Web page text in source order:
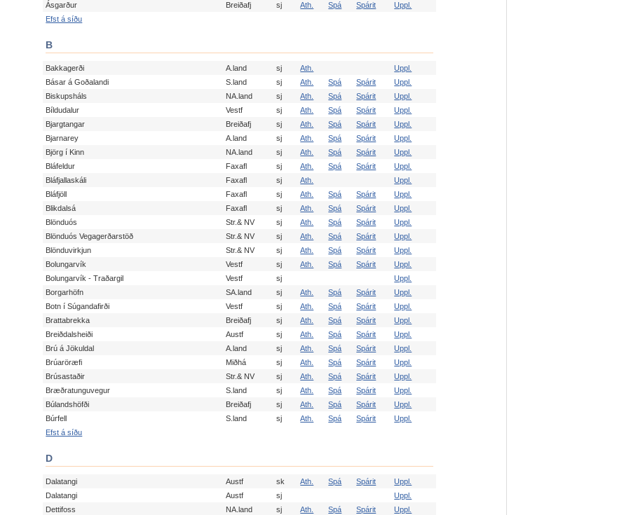
Ásgarður
Breiðafj sj Ath. Spá Spárit
Uppl.
Efst á síðu
B
Bakkagerði A.land sj Ath.
Uppl.
Básar á Goðalandi
S.land sj Ath. Spá Spárit
Uppl.
Biskupsháls
NA.land sj Ath. Spá Spárit
Uppl.
Bíldudalur
Vestf sj Ath. Spá Spárit
Uppl.
Bjargtangar
Breiðafj sj Ath. Spá Spárit
Uppl.
Bjarnarey
A.land sj Ath. Spá Spárit
Uppl.
Björg í Kinn
NA.land sj Ath. Spá Spárit
Uppl.
Bláfeldur
Faxafl sj Ath. Spá Spárit
Uppl.
Bláfjallaskáli
Faxafl sj Ath.
Uppl.
Bláfjöll
Faxafl sj Ath. Spá Spárit
Uppl.
Blikdalsá
Faxafl sj Ath. Spá Spárit
Uppl.
Blönduós
Str.& NV sj Ath. Spá Spárit
Uppl.
Blönduós Vegagerðarstöð
Str.& NV sj Ath. Spá Spárit
Uppl.
Blönduvirkjun
Str.& NV sj Ath. Spá Spárit
Uppl.
Bolungarvík
Vestf sj Ath. Spá Spárit
Uppl.
Bolungarvík - Traðargil
Vestf sj
Uppl.
Borgarhöfn
SA.land sj Ath. Spá Spárit
Uppl.
Botn í Súgandafirði
Vestf sj Ath. Spá Spárit
Uppl.
Brattabrekka
Breiðafj sj Ath. Spá Spárit
Uppl.
Breiðdalsheiði
Austf sj Ath. Spá Spárit
Uppl.
Brú á Jökuldal
A.land sj Ath. Spá Spárit
Uppl.
Brúaröræfi
Miðhá sj Ath. Spá Spárit
Uppl.
Brúsastaðir
Str.& NV sj Ath. Spá Spárit
Uppl.
Bræðratunguvegur
S.land sj Ath. Spá Spárit
Uppl.
Búlandshöfði
Breiðafj sj Ath. Spá Spárit
Uppl.
Búrfell
S.land sj Ath. Spá Spárit
Uppl.
Efst á síðu
D
Dalatangi Austf sk Ath. Spá Spárit
Uppl.
Dalatangi
Austf sj
Uppl.
Dettifoss
NA.land sj Ath. Spá Spárit
Uppl.